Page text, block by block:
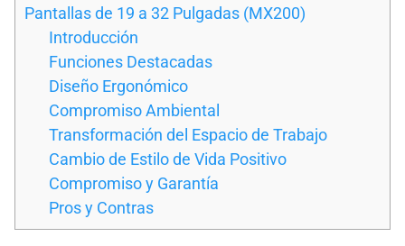
Pantallas de 19 a 32 Pulgadas (MX200)
Introducción
Funciones Destacadas
Diseño Ergonómico
Compromiso Ambiental
Transformación del Espacio de Trabajo
Cambio de Estilo de Vida Positivo
Compromiso y Garantía
Pros y Contras